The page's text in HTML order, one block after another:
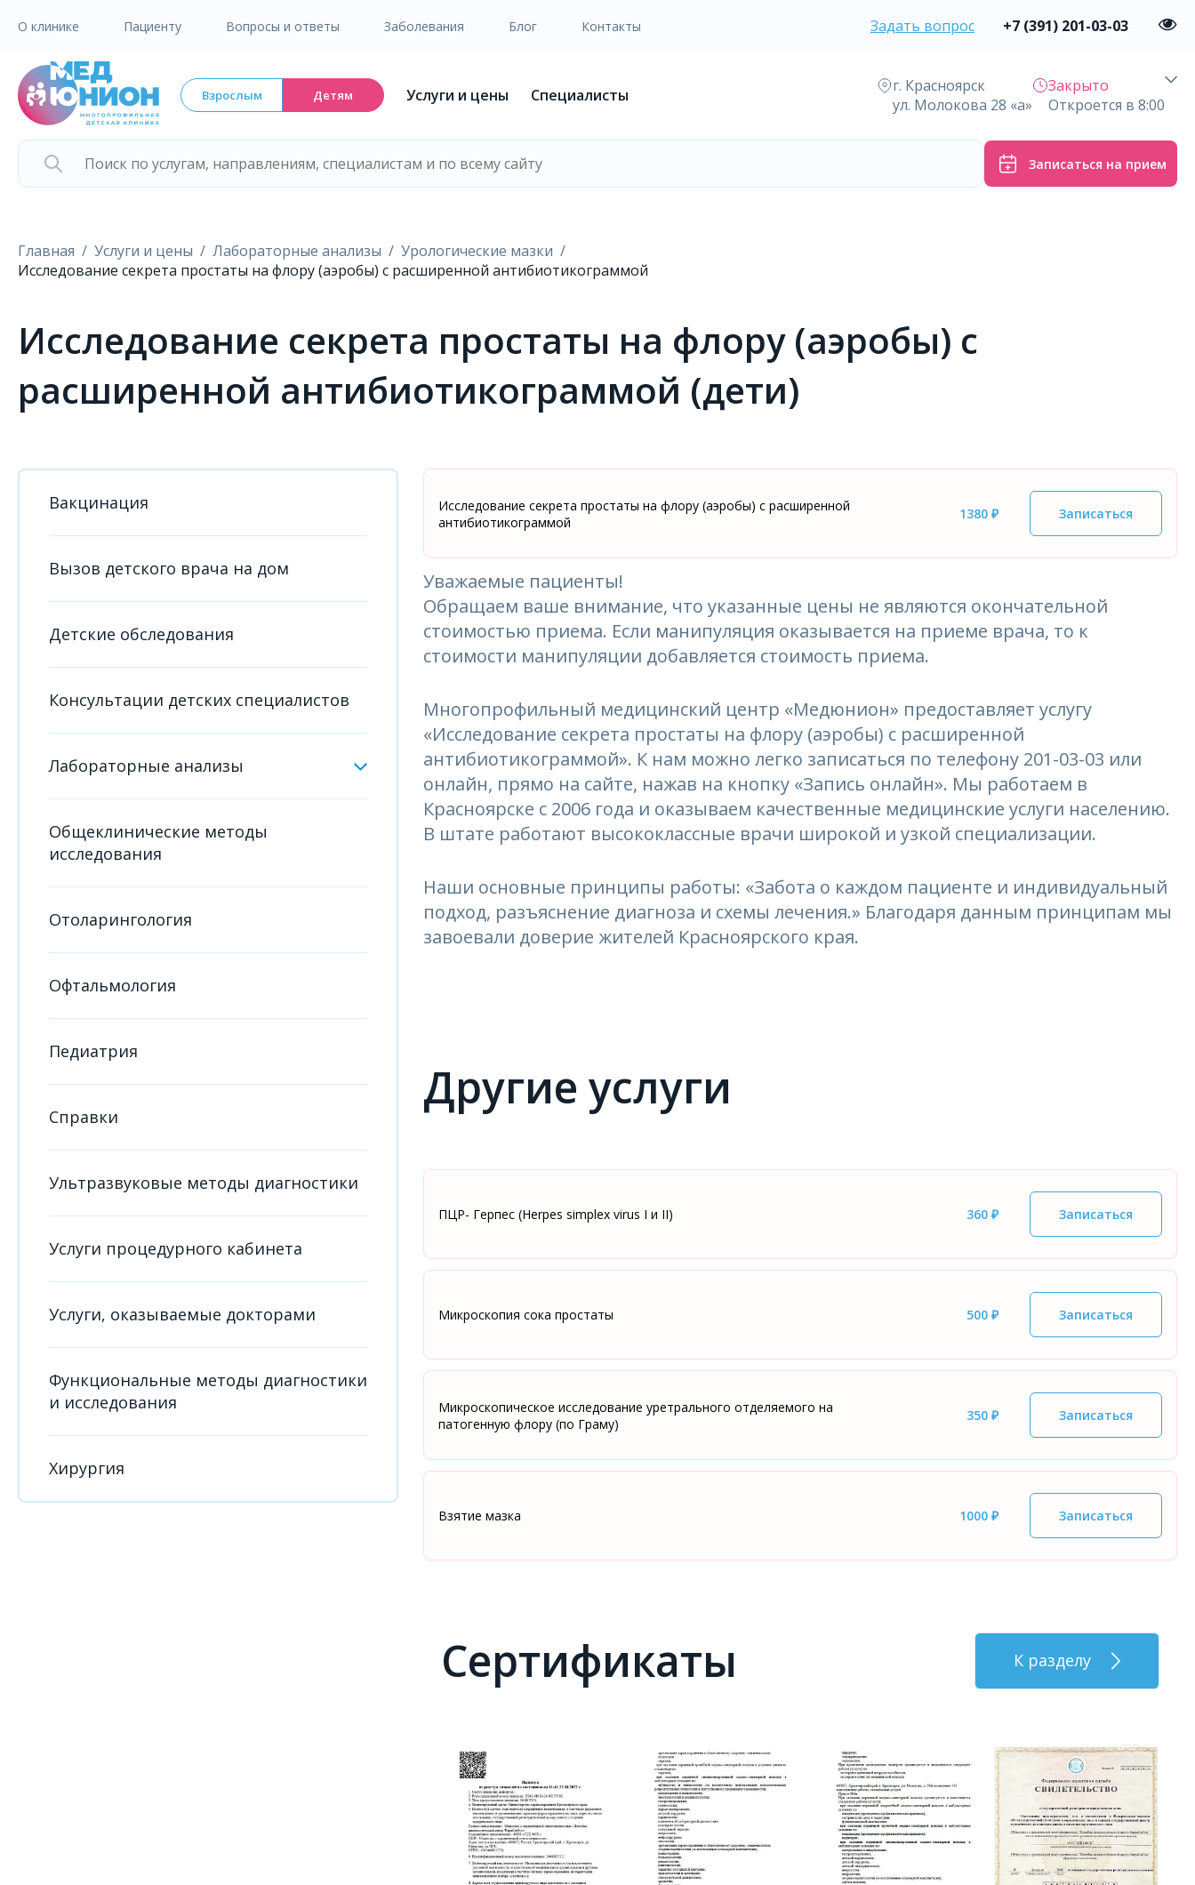
О клинике Пациенту Вопросы и ответы Заболевания Блог Контакты Задать вопрос +7 (391) 201-03-03
Взрослым Детям Услуги и цены Специалисты
г. Красноярск
ул. Молокова 28 «а»
Закрыто
Откроется в 8:00
Записаться на прием
Главная Услуги и цены Лабораторные анализы
Урологические мазки
Исследование секрета простаты на флору (аэробы) с расширенной антибиотикограммой
Исследование секрета простаты на флору (аэробы) с
расширенной антибиотикограммой (дети)
Вакцинация
Вызов детского врача на дом
Детские обследования
Консультации детских специалистов
Лабораторные анализы
Общеклинические методы
исследования
Отоларингология
Офтальмология
Педиатрия
Справки
Ультразвуковые методы диагностики
Услуги процедурного кабинета
Услуги, оказываемые докторами
Функциональные методы диагностики
и исследования
Хирургия
Исследование секрета простаты на флору (аэробы) с расширенной
антибиотикограммой
1380 ₽ Записаться
Уважаемые пациенты!
Обращаем ваше внимание, что указанные цены не являются окончательной
стоимостью приема. Если манипуляция оказывается на приеме врача, то к
стоимости манипуляции добавляется стоимость приема.
Многопрофильный медицинский центр «Медюнион» предоставляет услугу
«Исследование секрета простаты на флору (аэробы) с расширенной
антибиотикограммой». К нам можно легко записаться по телефону 201-03-03 или
онлайн, прямо на сайте, нажав на кнопку «Запись онлайн». Мы работаем в
Красноярске с 2006 года и оказываем качественные медицинские услуги населению.
В штате работают высококлассные врачи широкой и узкой специализации.
Наши основные принципы работы: «Забота о каждом пациенте и индивидуальный
подход, разъяснение диагноза и схемы лечения.» Благодаря данным принципам мы
завоевали доверие жителей Красноярского края.
Другие услуги
ПЦР- Герпес (Herpes simplex virus I и II) 360 ₽ Записаться
Микроскопия сока простаты 500 ₽ Записаться
Микроскопическое исследование уретрального отделяемого на
патогенную флору (по Граму)
350 ₽ Записаться
Взятие мазка 1000 ₽ Записаться
Сертификаты К разделу